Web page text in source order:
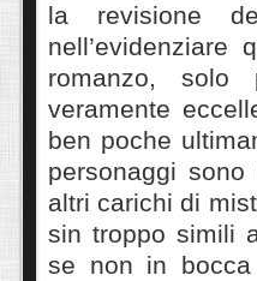
la revisione
romanzo, solo
veramente
ben poche
personaggi
altri carichi di
sin troppo simili
se non in